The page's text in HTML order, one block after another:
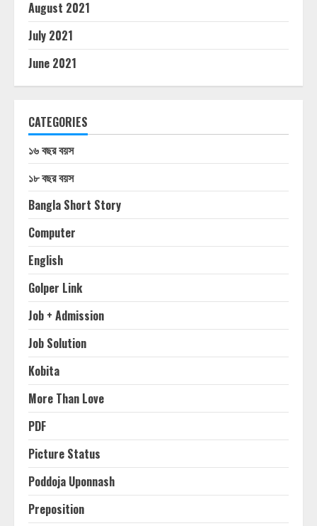
August 2021
July 2021
June 2021
CATEGORIES
১৬ বছর বয়স
১৮ বছর বয়স
Bangla Short Story
Computer
English
Golper Link
Job + Admission
Job Solution
Kobita
More Than Love
PDF
Picture Status
Poddoja Uponnash
Preposition